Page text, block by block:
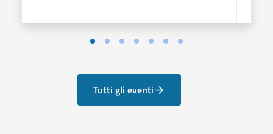
Tutti gli eventi